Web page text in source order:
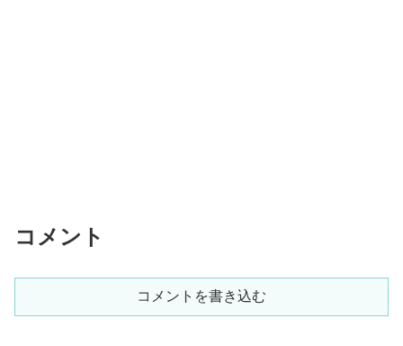
コメント
コメントを書き込む